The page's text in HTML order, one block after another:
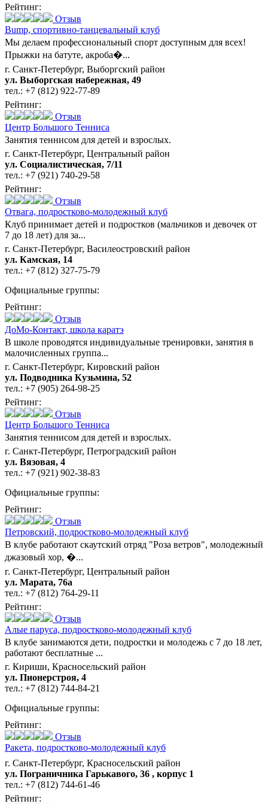
Рейтинг:
Отзыв
Bump, спортивно-танцевальный клуб
Мы делаем профессиональный спорт доступным для всех!
Прыжки на батуте, акроба�...
г. Санкт-Петербург, Выборгский район
ул. Выборгская набережная, 49
тел.: +7 (812) 922-77-89
Рейтинг:
Отзыв
Центр Большого Тенниса
Занятия теннисом для детей и взрослых.
г. Санкт-Петербург, Центральный район
ул. Социалистическая, 7/11
тел.: +7 (921) 740-29-58
Рейтинг:
Отзыв
Отвага, подростково-молодежный клуб
Клуб принимает детей и подростков (мальчиков и девочек от
7 до 18 лет) для за...
г. Санкт-Петербург, Василеостровский район
ул. Камская, 14
тел.: +7 (812) 327-75-79
Официальные группы:
Рейтинг:
Отзыв
ДоМо-Контакт, школа каратэ
В школе проводятся индивидуальные тренировки, занятия в
малочисленных группа...
г. Санкт-Петербург, Кировский район
ул. Подводника Кузьмина, 52
тел.: +7 (905) 264-98-25
Рейтинг:
Отзыв
Центр Большого Тенниса
Занятия теннисом для детей и взрослых.
г. Санкт-Петербург, Петроградский район
ул. Вязовая, 4
тел.: +7 (921) 902-38-83
Официальные группы:
Рейтинг:
Отзыв
Петровский, подростково-молодежный клуб
В клубе работают скаутский отряд "Роза ветров", молодежный
джазовый хор, �...
г. Санкт-Петербург, Центральный район
ул. Марата, 76а
тел.: +7 (812) 764-29-11
Рейтинг:
Отзыв
Алые паруса, подростково-молодежный клуб
В клубе занимаются дети, подростки и молодежь с 7 до 18 лет,
работают бесплатные ...
г. Кириши, Красносельский район
ул. Пионерстроя, 4
тел.: +7 (812) 744-84-21
Официальные группы:
Рейтинг:
Отзыв
Ракета, подростково-молодежный клуб
г. Санкт-Петербург, Красносельский район
ул. Пограничника Гарькавого, 36 , корпус 1
тел.: +7 (812) 744-61-46
Рейтинг: